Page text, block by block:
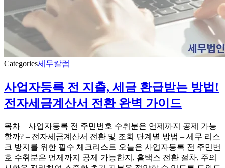
Categories세무칼럼
사업자등록 전 지출, 세금 환급받는 방법!
전자세금계산서 전환 완벽 가이드
목차 – 사업자등록 전 주민번호 수취분은 언제까지 공제 가능
할까? – 전자세금계산서 전환 및 조회 단계별 방법 – 세무 리스
크 방지를 위한 필수 체크리스트 오늘은 사업자등록 전 주민번
호 수취분은 언제까지 공제 가능한지, 홈택스 전환 절차, 주의